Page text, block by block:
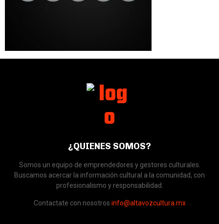
¿QUIENES SOMOS?
Somos un equipo de emprendedores y gestores culturales.
Buscamos acercar la información cultural a la comunidad, con
profesionalismo y responsabilidad.
Contactate con nosotros info@altavozcultura.mx